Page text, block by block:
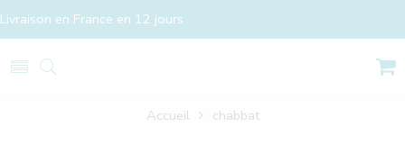
Livraison en France en 12 jours
Accueil chabbat